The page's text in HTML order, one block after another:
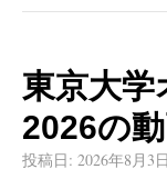
東京大学
2026の
投稿日: 2026年8月3日